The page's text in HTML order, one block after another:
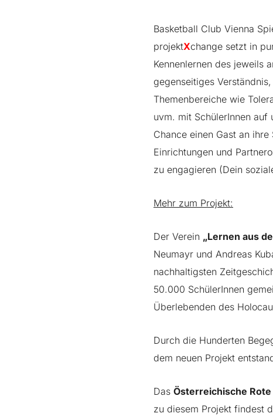
Basketball Club Vienna
projektXchange setzt in
Kennenlernen des jeweils
gegenseitiges
Themenbereiche wie
uvm. mit SchülerInnen auf
Chance einen Gast an
Einrichtungen und
zu engagieren (Dein
Mehr zum Projekt:
Der Verein „Lernen aus
Neumayr und Andreas
nachhaltigsten
50.000 SchülerInnen
Überlebenden des
Durch die Hunderten
dem neuen Projekt
Das Österreichische
zu diesem Projekt findest